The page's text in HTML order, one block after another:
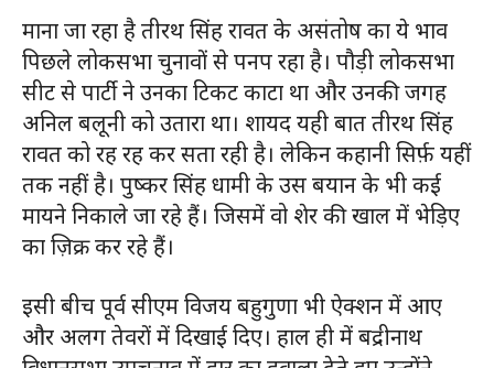
माना जा रहा है तीरथ सिंह रावत के असंतोष का ये भाव
पिछले लोकसभा चुनावों से पनप रहा है। पौड़ी लोकसभा
सीट से पार्टी ने उनका टिकट काटा था और उनकी जगह
अनिल बलूनी को उतारा था। शायद यही बात तीरथ सिंह
रावत को रह रह कर सता रही है। लेकिन कहानी सिर्फ़ यहीं
तक नहीं है। पुष्कर सिंह धामी के उस बयान के भी कई
मायने निकाले जा रहे हैं। जिसमें वो शेर की खाल में भेड़िए
का ज़िक्र कर रहे हैं।
इसी बीच पूर्व सीएम विजय बहुगुणा भी ऐक्शन में आए
और अलग तेवरों में दिखाई दिए। हाल ही में बद्रीनाथ